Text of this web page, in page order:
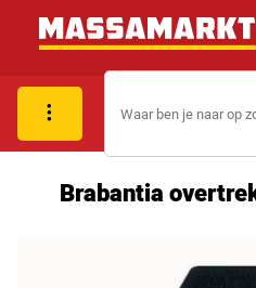
Brabantia